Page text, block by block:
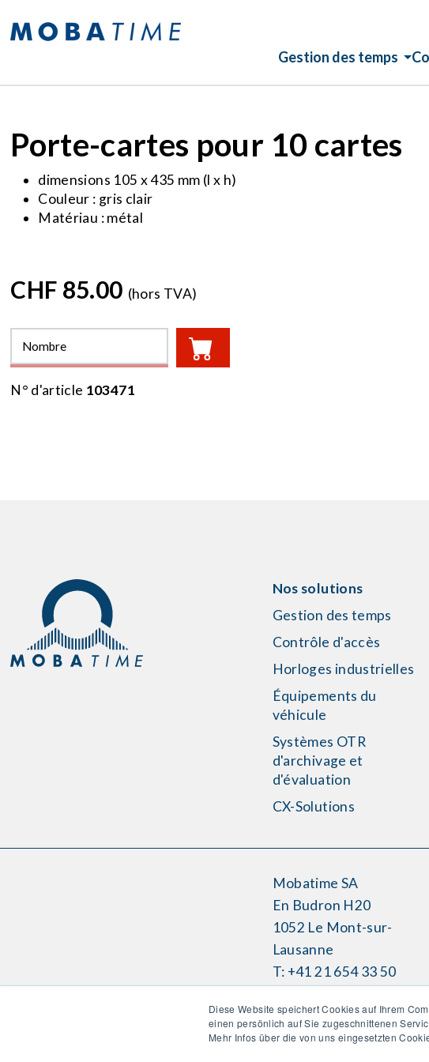
Diese Website speichert Cookies auf Ihrem
einen persönlich auf Sie zugeschnittenen
Mehr Infos über die von uns eingesetzten
Gestion des temps
Porte-cartes pour 10 cartes
dimensions 105 x 435 mm (l x h)
Couleur : gris clair
Matériau : métal
CHF 85.00 (hors TVA)
N° d'article 103471
Nos solutions
Gestion des temps
Contrôle d'accès
Horloges industrielles
Équipements du
véhicule
Systèmes OTR
d'archivage et
d'évaluation
CX-Solutions
Mobatime SA
En Budron H20
1052 Le Mont-sur-
Lausanne
T: +41 21 654 33 50